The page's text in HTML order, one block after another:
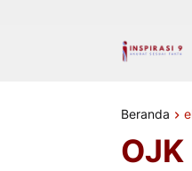
Beranda